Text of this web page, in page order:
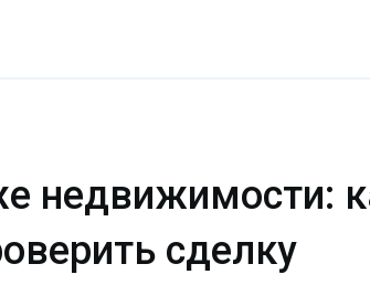
недвижимости:
сделку